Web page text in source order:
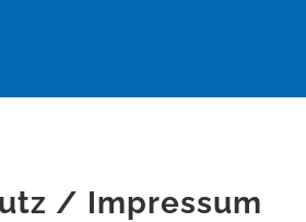
/ Impressum